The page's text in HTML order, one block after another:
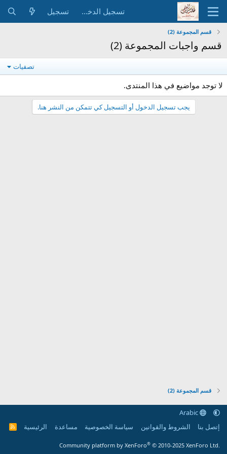
تسجيل الدخول تسجيل
قسم المجموعة (2)
قسم واجبات المجموعة (2)
تصفيات
لا توجد مواضيع في هذا المنتدى.
يجب تسجيل الدخول أو التسجيل كي تتمكن من النشر هنا.
قسم المجموعة (2)
Arabic
إتصل بنا
الشروط والقوانين سياسة الخصوصية مساعدة الرئيسية
R
Community platform by XenForo® © 2010-2025 XenForo Ltd.